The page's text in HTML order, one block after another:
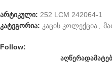
არტიკული: 252 LCM 242064-1
კატეგორია: კაცის კოლექცია
Follow:
ᲐᲦᲬᲔᲠᲐ